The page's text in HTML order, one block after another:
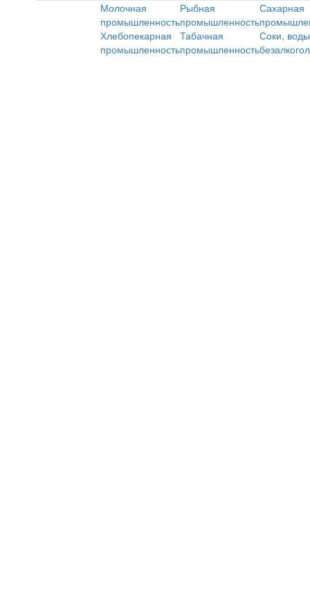
Молочная
промышленность
Рыбная
промышленность
Сахарная
Хлебопекарная
промышленность
Табачная
промышленность
Соки,